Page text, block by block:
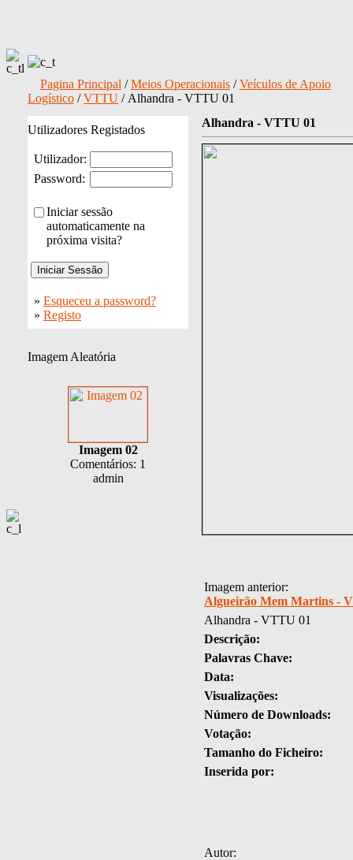
Pagina Principal /Meios Operacionais /Veículos de Apoio
Logístico /VTTU / Alhandra - VTTU 01
Utilizadores Registados
Utilizador:
Password:
Iniciar sessão
automaticamente na
próxima visita?
» Esqueceu a password?
» Registo
Imagem Aleatória
Imagem 02
Comentários: 1
admin
Alhandra - VTTU 01
Imagem anterior:
Algueirão Mem Martins -
Alhandra - VTTU 01
Descrição:
Palavras Chave:
Data:
Visualizações:
Número de Downloads:
Votação:
Tamanho do Ficheiro:
Inserida por:
Autor: